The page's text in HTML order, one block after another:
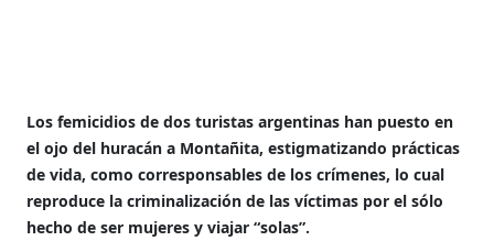
Los femicidios de dos turistas argentinas han puesto en
el ojo del huracán a Montañita, estigmatizando prácticas
de vida, como corresponsables de los crímenes, lo cual
reproduce la criminalización de las víctimas por el sólo
hecho de ser mujeres y viajar “solas”.